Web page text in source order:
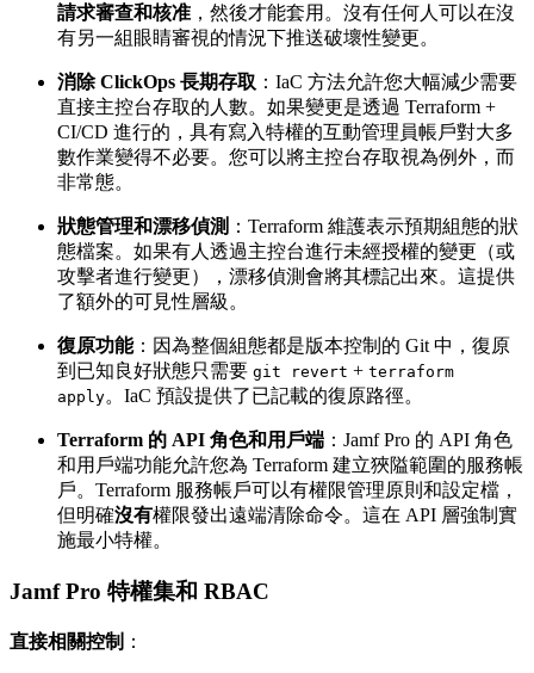
請求審查和核准 ，然後才能套用。沒有任何人可以在沒
有另一組眼睛審視的情況下推送破壞性變更。
消除 ClickOps 長期存取 ：IaC 方法允許您大幅減少需要
直接主控台存取的人數。如果變更是透過 Terraform +
CI/CD 進行的，具有寫入特權的互動管理員帳戶對大多
數作業變得不必要。您可以將主控台存取視為例外，而
非常態。
狀態管理和漂移偵測 ：Terraform 維護表示預期組態的狀
態檔案。如果有人透過主控台進行未經授權的變更（或
攻擊者進行變更），漂移偵測會將其標記出來。這提供
了額外的可見性層級。
復原功能：因為整個組態都是版本控制的 Git 中，復原
到已知良好狀態只需要 git revert + terraform
apply。IaC 預設提供了已記載的復原路徑。
Terraform 的 API 角色和用戶端 ：Jamf Pro 的 API 角色
和用戶端功能允許您為 Terraform 建立狹隘範圍的服務帳
戶。Terraform 服務帳戶可以有權限管理原則和設定檔，
但明確沒有權限發出遠端清除命令。這在 API 層強制實
施最小特權。
Jamf Pro 特權集和 RBAC
直接相關控制 ：